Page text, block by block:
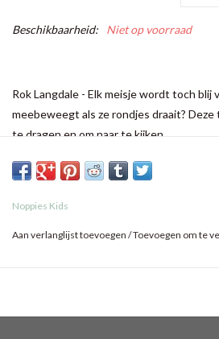
Beschikbaarheid: Niet op voorraad
Rok Langdale - Elk meisje wordt toch blij
meebeweegt als ze rondjes draait?
te dragen en om naar te kijken.
De elastische tailleband is versierd met
De onderrok is gemaakt van biologisch
Noppies Kids
Aan verlanglijst toevoegen /Toevoegen om te